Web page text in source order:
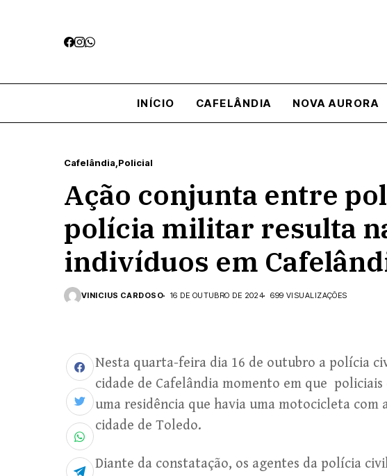
INÍCIO CAFELÂNDIA NOVA AURORA
Cafelândia Policial
Ação conjunta entre
polícia militar resulta
indivíduos em
VINICIUS CARDOSO 16 DE OUTUBRO DE 2024 699 VISUALIZAÇÕES
Nesta quarta-feira dia 16 de outubro a polícia
cidade de Cafelândia momento em que
uma residência que havia uma motocicleta
cidade de Toledo.
Diante da constatação, os agentes da polícia